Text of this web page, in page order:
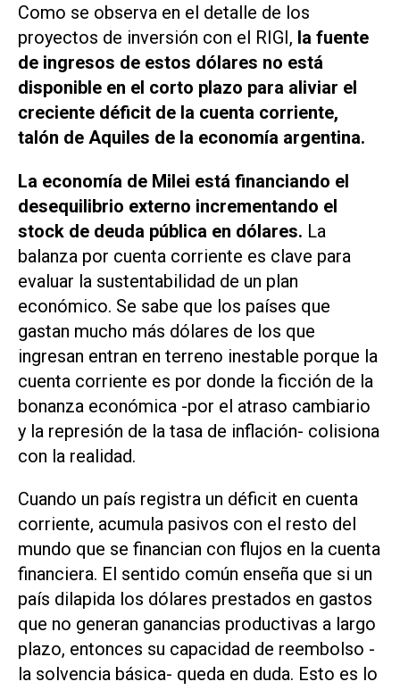
Como se observa en el detalle de los
proyectos de inversión con el RIGI, la fuente
de ingresos de estos dólares no está
disponible en el corto plazo para aliviar el
creciente déficit de la cuenta corriente,
talón de Aquiles de la economía argentina.
La economía de Milei está financiando el
desequilibrio externo incrementando el
stock de deuda pública en dólares. La
balanza por cuenta corriente es clave para
evaluar la sustentabilidad de un plan
económico. Se sabe que los países que
gastan mucho más dólares de los que
ingresan entran en terreno inestable porque la
cuenta corriente es por donde la ficción de la
bonanza económica -por el atraso cambiario
y la represión de la tasa de inflación- colisiona
con la realidad.
Cuando un país registra un déficit en cuenta
corriente, acumula pasivos con el resto del
mundo que se financian con flujos en la cuenta
financiera. El sentido común enseña que si un
país dilapida los dólares prestados en gastos
que no generan ganancias productivas a largo
plazo, entonces su capacidad de reembolso -
la solvencia básica- queda en duda. Esto es lo